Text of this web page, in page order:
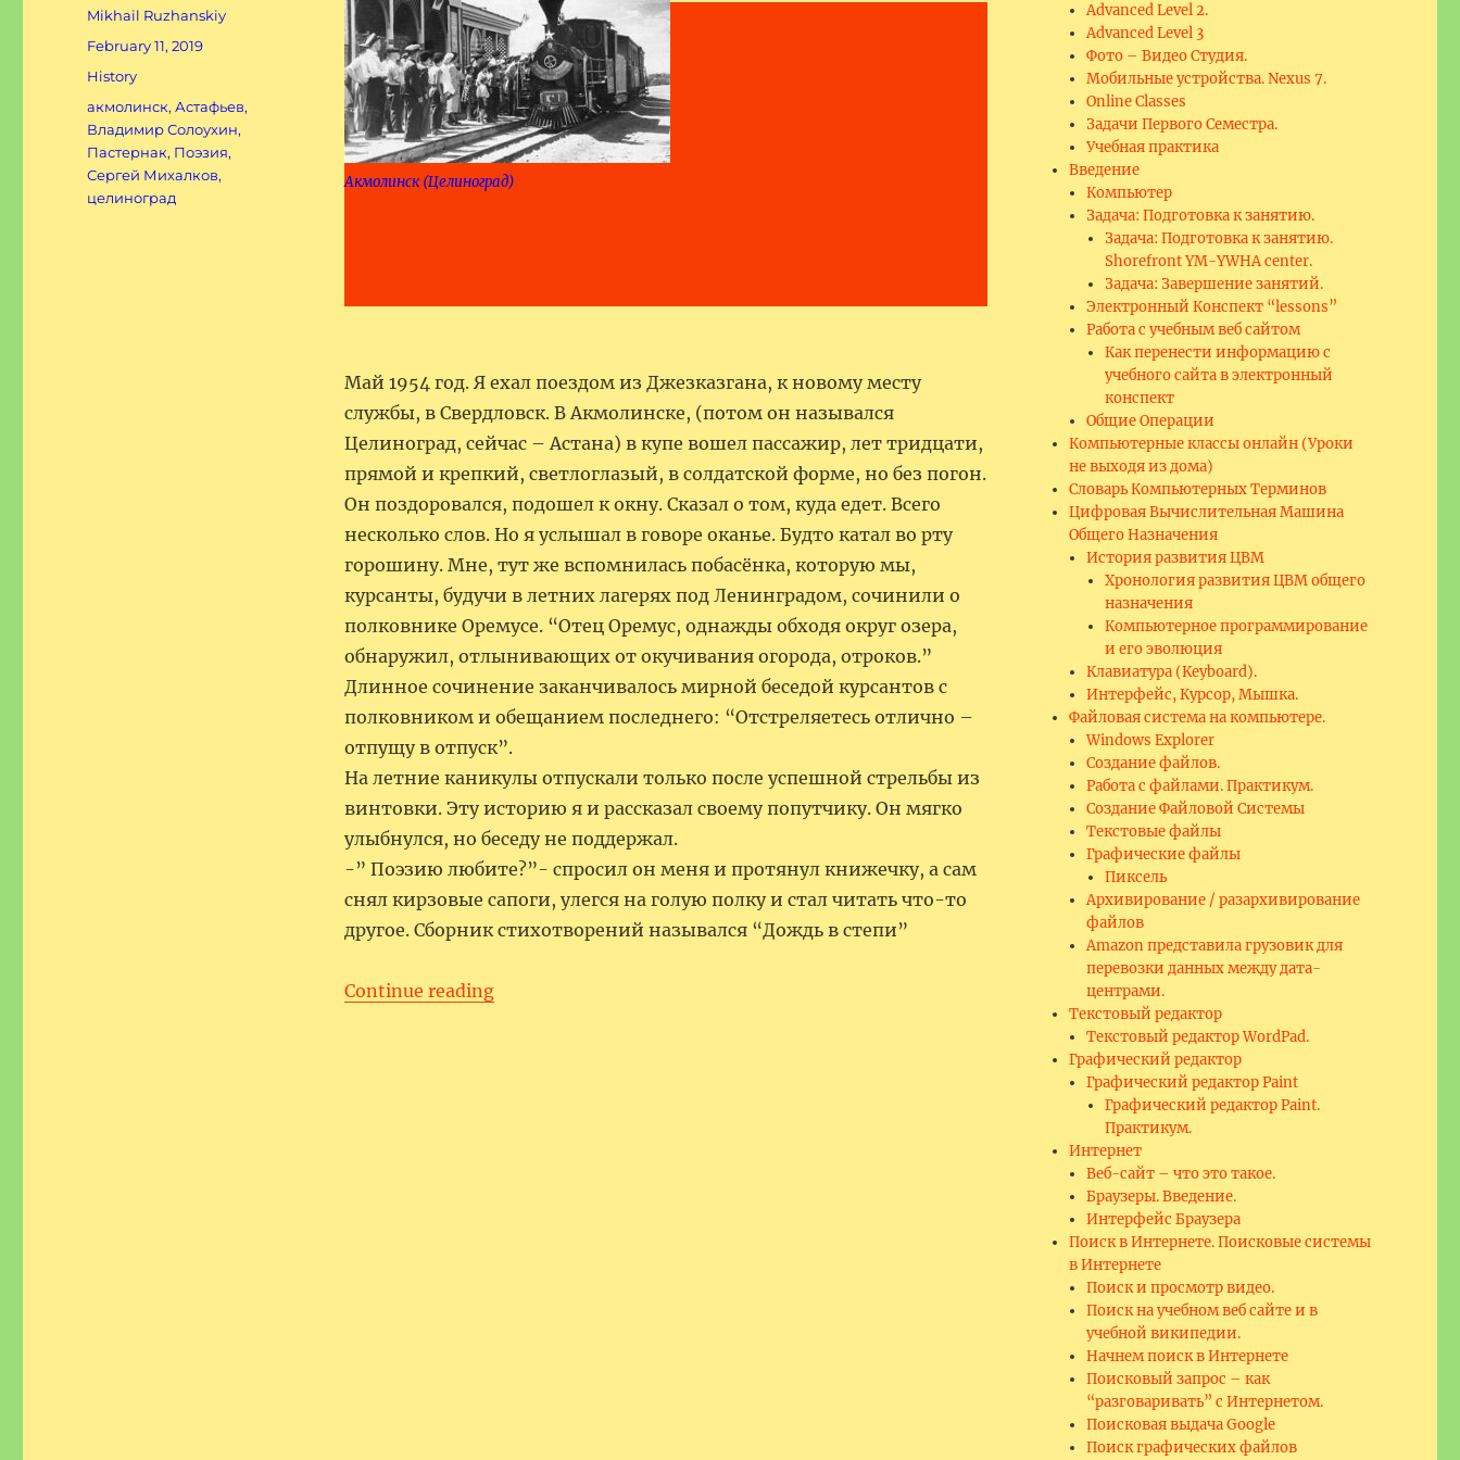
Акмолинск (Целиноград)
Май 1954 год. Я ехал поездом из Джезказгана, к новому месту
службы, в Свердловск. В Акмолинске, (потом он назывался
Целиноград, сейчас – Астана) в купе вошел пассажир, лет тридцати,
прямой и крепкий, светлоглазый, в солдатской форме, но без погон.
Он поздоровался, подошел к окну. Сказал о том, куда едет. Всего
несколько слов. Но я услышал в говоре оканье. Будто катал во рту
горошину. Мне, тут же вспомнилась побасёнка, которую мы,
курсанты, будучи в летних лагерях под Ленинградом, сочинили о
полковнике Оремусе. “Отец Оремус, однажды обходя округ озера,
обнаружил, отлынивающих от окучивания огорода, отроков.”
Длинное сочинение заканчивалось мирной беседой курсантов с
полковником и обещанием последнего: “Отстреляетесь отлично –
отпущу в отпуск”.
На летние каникулы отпускали только после успешной стрельбы из
винтовки. Эту историю я и рассказал своему попутчику. Он мягко
улыбнулся, но беседу не поддержал.
-” Поэзию любите?”- спросил он меня и протянул книжечку, а сам
снял кирзовые сапоги, улегся на голую полку и стал читать что-то
другое. Сборник стихотворений назывался “Дождь в степи”
Continue reading“Встреча c Владимиром Солоухиным. Сбывшееся пророчество.”
Author
Mikhail Ruzhanskiy
Posted
on
February 11, 2019
Categories
History
Tags
акмолинск,Астафьев,
Владимир Солоухин,
Пастернак, Поэзия,
Сергей Михалков,
целиноград
Advanced Level 2.
Advanced Level 3
Фото – Видео Студия.
Мобильные устройства. Nexus 7.
Online Classes
Задачи Первого Семестра.
Учебная практика
Введение
Компьютер
Задача: Подготовка к занятию.
Задача: Подготовка к занятию.
Shorefront YM-YWHA center.
Задача: Завершение занятий.
Электронный Конспект “lessons”
Работа с учебным веб сайтом
Как перенести информацию с
учебного сайта в электронный
конспект
Общие Операции
Компьютерные классы онлайн (Уроки
не выходя из дома)
Словарь Компьютерных Терминов
Цифровая Вычислительная Машина
Общего Назначения
История развития ЦВМ
Хронология развития ЦВМ общего
назначения
Компьютерное программирование
и его эволюция
Клавиатура (Keyboard).
Интерфейс, Курсор, Мышка.
Файловая система на компьютере.
Windows Explorer
Создание файлов.
Работа с файлами. Практикум.
Создание Файловой Системы
Текстовые файлы
Графические файлы
Пиксель
Архивирование / разархивирование
файлов
Amazon представила грузовик для
перевозки данных между дата-
центрами.
Текстовый редактор
Текстовый редактор WordPad.
Графический редактор
Графический редактор Paint
Графический редактор Paint.
Практикум.
Интернет
Веб-сайт – что это такое.
Браузеры. Введение.
Интерфейс Браузера
Поиск в Интернете. Поисковые системы
в Интернете
Поиск и просмотр видео.
Поиск на учебном веб сайте и в
учебной википедии.
Начнем поиск в Интернете
Поисковый запрос – как
“разговаривать” с Интернетом.
Поисковая выдача Google
Поиск графических файлов